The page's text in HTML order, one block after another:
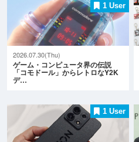
1 User
2026.07.30(Thu)
ゲーム・コンピュータ界の伝説
「コモドール」からレトロなY2K
デ…
1 User